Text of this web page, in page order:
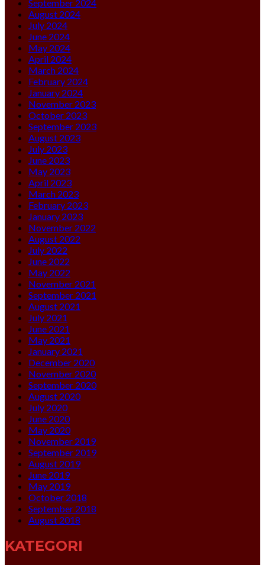
September 2024
August 2024
July 2024
June 2024
May 2024
April 2024
March 2024
February 2024
January 2024
November 2023
October 2023
September 2023
August 2023
July 2023
June 2023
May 2023
April 2023
March 2023
February 2023
January 2023
November 2022
August 2022
July 2022
June 2022
May 2022
November 2021
September 2021
August 2021
July 2021
June 2021
May 2021
January 2021
December 2020
November 2020
September 2020
August 2020
July 2020
June 2020
May 2020
November 2019
September 2019
August 2019
June 2019
May 2019
October 2018
September 2018
August 2018
KATEGORI